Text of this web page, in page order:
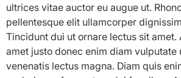
ultrices vitae auctor eu augue ut.
pellentesque elit ullamcorper
Tincidunt dui ut ornare lectus sit amet.
amet justo donec enim diam vulputate
venenatis lectus magna. Diam quis